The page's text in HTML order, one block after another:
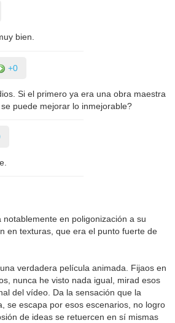
bien.
+0
Si el primero ya era una obra maestra
puede mejorar lo inmejorable?
notablemente en poligonización a su
en texturas, que era el punto fuerte de
verdadera película animada. Fijaos en
nunca he visto nada igual, mirad esos
del vídeo. Da la sensación que la
se escapa por esos escenarios, no logro
de ideas se retuercen en sí mismas